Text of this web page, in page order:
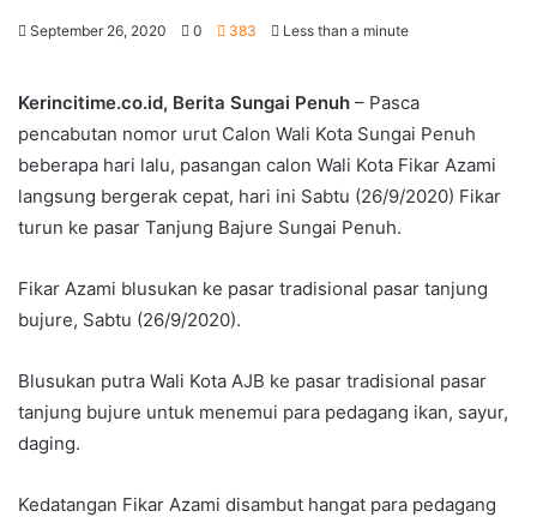
September 26, 2020 0 383 Less than a minute
Kerincitime.co.id, Berita Sungai Penuh – Pasca
pencabutan nomor urut Calon Wali Kota Sungai Penuh
beberapa hari lalu, pasangan calon Wali Kota Fikar Azami
langsung bergerak cepat, hari ini Sabtu (26/9/2020) Fikar
turun ke pasar Tanjung Bajure Sungai Penuh.
Fikar Azami blusukan ke pasar tradisional pasar tanjung
bujure, Sabtu (26/9/2020).
Blusukan putra Wali Kota AJB ke pasar tradisional pasar
tanjung bujure untuk menemui para pedagang ikan, sayur,
daging.
Kedatangan Fikar Azami disambut hangat para pedagang